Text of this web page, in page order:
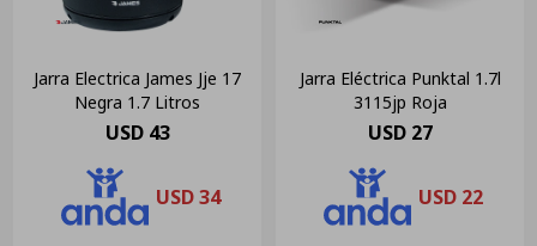
Jarra Electrica James Jje 17
Negra 1.7 Litros
USD 43
USD34
Jarra Eléctrica Punktal 1.7l
3115jp Roja
USD 27
USD 22